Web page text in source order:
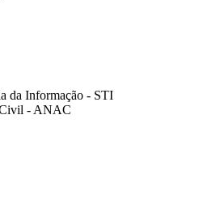
da Informação - STI
- ANAC